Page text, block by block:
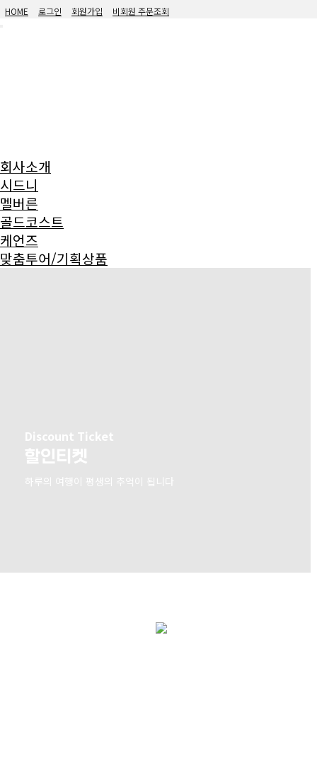
Skip to Main Content
회사소개
시드니
멜버른
골드코스트
케언즈
맞춤투어/기획상품
HOME 로그인 회원가입 비회원 주문조회
Discount Ticket
할인티켓
하루의 여행이 평생의 추억이 됩니다